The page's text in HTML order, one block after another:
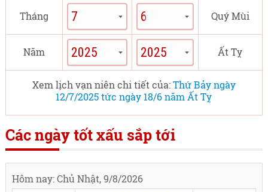
Tháng Quý Mùi
Năm Ất Tỵ
Xem lịch vạn niên chi tiết của:Thứ Bảy ngày
12/7/2025 tức ngày 18/6 năm Ất Tỵ
Các ngày tốt xấu sắp tới
Hôm nay: Chủ Nhật, 9/8/2026